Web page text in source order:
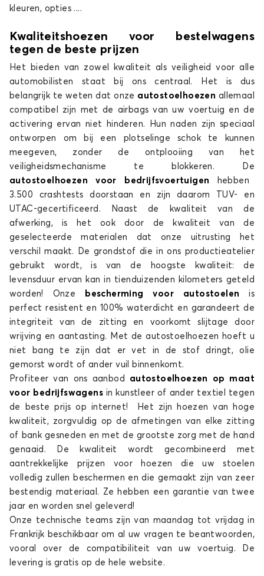
kleuren, opties ....
Kwaliteitshoezen voor bestelwagens
tegen de beste prijzen
Het bieden van zowel kwaliteit als veiligheid voor alle
automobilisten staat bij ons centraal. Het is dus
belangrijk te weten dat onze autostoelhoezen allemaal
compatibel zijn met de airbags van uw voertuig en de
activering ervan niet hinderen. Hun naden zijn speciaal
ontworpen om bij een plotselinge schok te kunnen
meegeven, zonder de ontplooiing van het
veiligheidsmechanisme te blokkeren. De
autostoelhoezen voor bedrijfsvoertuigen hebben
3.500 crashtests doorstaan en zijn daarom TUV- en
UTAC-gecertificeerd. Naast de kwaliteit van de
afwerking, is het ook door de kwaliteit van de
geselecteerde materialen dat onze uitrusting het
verschil maakt. De grondstof die in ons productieatelier
gebruikt wordt, is van de hoogste kwaliteit: de
levensduur ervan kan in tienduizenden kilometers geteld
worden! Onze
bescherming voor autostoelen is
perfect resistent en 100% waterdicht en garandeert de
integriteit van de zitting en voorkomt slijtage door
wrijving en aantasting. Met de autostoelhoezen hoeft u
niet bang te zijn dat er vet in de stof dringt, olie
gemorst wordt of ander vuil binnenkomt.
Profiteer van ons aanbod autostoelhoezen op maat
voor bedrijfswagens in kunstleer of ander textiel tegen
de beste prijs op internet! Het zijn hoezen van hoge
kwaliteit, zorgvuldig op de afmetingen van elke zitting
of bank gesneden en met de grootste zorg met de hand
genaaid. De kwaliteit wordt gecombineerd met
aantrekkelijke prijzen voor hoezen die uw stoelen
volledig zullen beschermen en die gemaakt zijn van zeer
bestendig materiaal. Ze hebben een garantie van twee
jaar en worden snel geleverd!
Onze technische teams zijn van maandag tot vrijdag in
Frankrijk beschikbaar om al uw vragen te beantwoorden,
vooral over de compatibiliteit van uw voertuig. De
levering is gratis op de hele website.